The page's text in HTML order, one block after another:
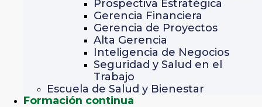
Prospectiva Estratégica
Gerencia Financiera
Gerencia de Proyectos
Alta Gerencia
Inteligencia de Negocios
Seguridad y Salud en el
Trabajo
Escuela de Salud y Bienestar
Formación continua